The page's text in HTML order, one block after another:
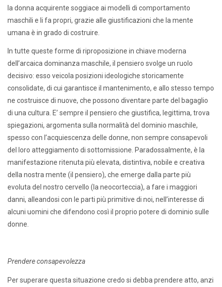
la donna acquirente soggiace ai modelli di comportamento
maschili e li fa propri, grazie alle giustificazioni che la mente
umana è in grado di costruire.
In tutte queste forme di riproposizione in chiave moderna
dell’arcaica dominanza maschile, il pensiero svolge un ruolo
decisivo: esso veicola posizioni ideologiche storicamente
consolidate, di cui garantisce il mantenimento, e allo stesso tempo
ne costruisce di nuove, che possono diventare parte del bagaglio
di una cultura. E’ sempre il pensiero che giustifica, legittima, trova
spiegazioni, argomenta sulla normalità del dominio maschile,
spesso con l’acquiescenza delle donne, non sempre consapevoli
del loro atteggiamento di sottomissione. Paradossalmente, è la
manifestazione ritenuta più elevata, distintiva, nobile e creativa
della nostra mente (il pensiero), che emerge dalla parte più
evoluta del nostro cervello (la neocorteccia), a fare i maggiori
danni, alleandosi con le parti più primitive di noi, nell’interesse di
alcuni uomini che difendono così il proprio potere di dominio sulle
donne.
Prendere consapevolezza
Per superare questa situazione credo si debba prendere atto, anzi